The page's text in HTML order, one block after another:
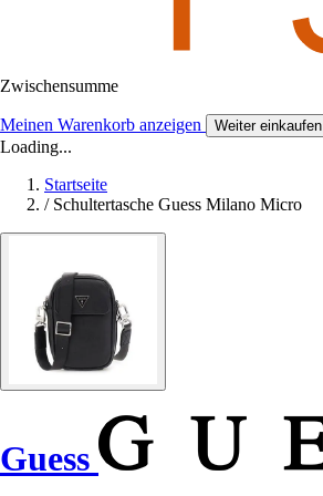
Zwischensumme
Meinen Warenkorb anzeigen Weiter einkaufen
Loading...
Startseite
/ Schultertasche Guess Milano Micro
Guess